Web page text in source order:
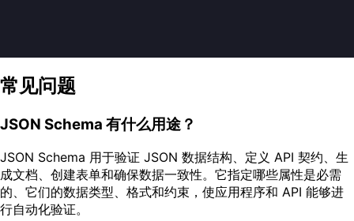
常见问题
JSON Schema 有什么用途？
JSON Schema 用于验证 JSON 数据结构、定义 API 契约、生
成文档、创建表单和确保数据一致性。它指定哪些属性是必需
的、它们的数据类型、格式和约束，使应用程序和 API 能够进
行自动化验证。